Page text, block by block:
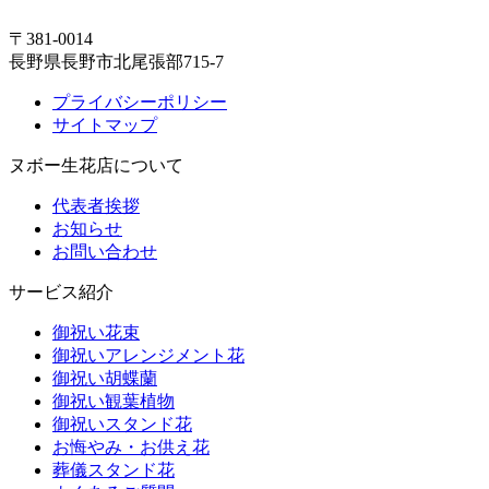
〒381-0014
長野県長野市北尾張部715-7
プライバシーポリシー
サイトマップ
ヌボー生花店について
代表者挨拶
お知らせ
お問い合わせ
サービス紹介
御祝い花束
御祝いアレンジメント花
御祝い胡蝶蘭
御祝い観葉植物
御祝いスタンド花
お悔やみ・お供え花
葬儀スタンド花